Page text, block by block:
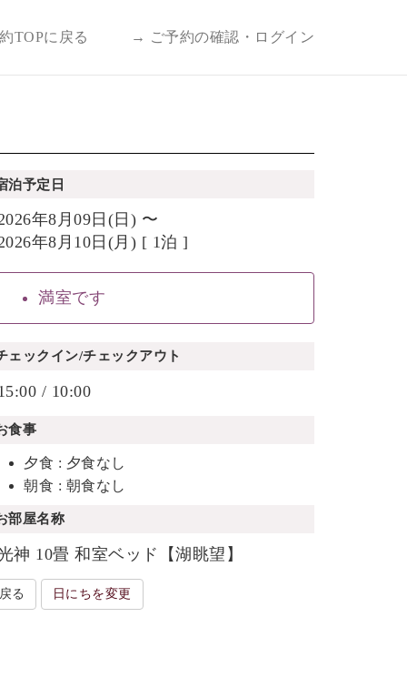
TOPに戻る → ご予約の確認・ログイン
泊予定日
年8月09日(日) 〜
年8月10日(月) [ 1泊 ]
満室です
ェックイン/チェックアウト
/ 10:00
食事
夕食 : 夕食なし
朝食 : 朝食なし
部屋名称
神 10畳 和室ベッド【湖眺望】
戻る 日にちを変更